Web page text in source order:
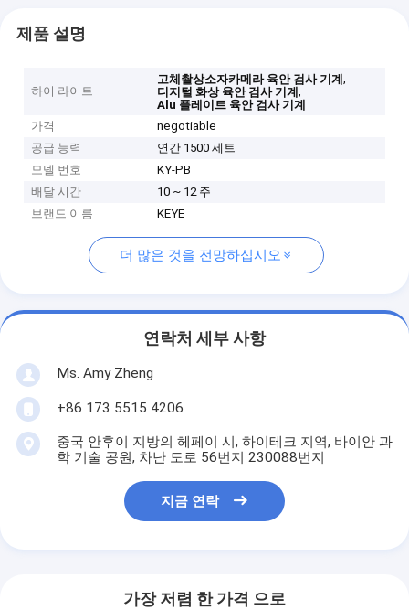
제품 설명
하이 라이트
고체촬상소자카메라 육안 검사 기계,
디지털 화상 육안 검사 기계,
Alu 플레이트 육안 검사 기계
가격
negotiable
공급 능력
연간 1500 세트
모델 번호
KY-PB
배달 시간
10 ~ 12 주
브랜드 이름
KEYE
더 많은 것을 전망하십시오
연락처 세부 사항
Ms. Amy Zheng
+86 173 5515 4206
중국 안후이 지방의 헤페이 시, 하이테크 지역, 바이안 과
학 기술 공원, 차난 도로 56번지 230088번지
지금 연락
가장 저렴 한 가격 으로